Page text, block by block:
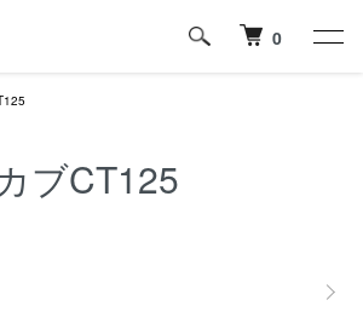
0
ブCT125